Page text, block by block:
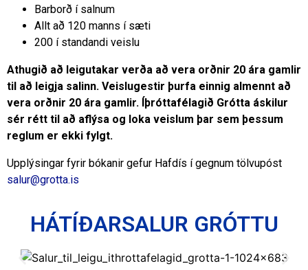
Barborð í salnum
Allt að 120 manns í sæti
200 í standandi veislu
Athugið að leigutakar verða að vera orðnir 20 ára gamlir
til að leigja salinn. Veislugestir þurfa einnig almennt að
vera orðnir 20 ára gamlir. Íþróttafélagið Grótta áskilur
sér rétt til að aflýsa og loka veislum þar sem þessum
reglum er ekki fylgt.
Upplýsingar fyrir bókanir gefur Hafdís í gegnum tölvupóst
salur@grotta.is
HÁTÍÐARSALUR GRÓTTU